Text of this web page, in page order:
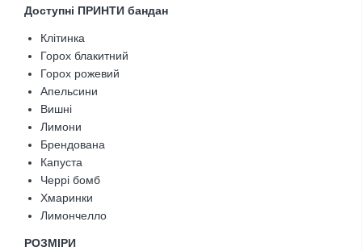
Доступні ПРИНТИ бандан
Клітинка
Горох блакитний
Горох рожевий
Апельсини
Вишні
Лимони
Брендована
Капуста
Черрі бомб
Хмаринки
Лимончелло
РОЗМІРИ